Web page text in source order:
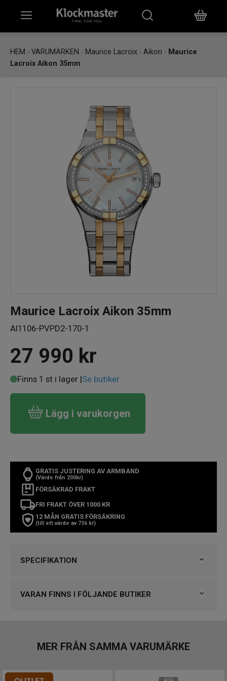
PRESENTKORT
HEM › VARUMÄRKEN › Maurice Lacroix › Aikon › Maurice
Lacroix Aikon 35mm
Maurice Lacroix Aikon 35mm
AI1106-PVPD2-170-1
27 990 kr
Finns 1 st i lager |Se butiker
Lägg i varukorgen
GRATIS JUSTERING AV ARMBAND
(Värde från 200kr)
FÖRSÄKRAD FRAKT
FRI FRAKT ÖVER 1000 KR
12 MÅN GRATIS FÖRSÄKRING
(till ett värde av 736 kr)
SPECIFIKATION
Kollektion
Aikon
Design
VARAN FINNS I FÖLJANDE BUTIKER
VARUMÄRKET HITTAR DU HOS
Klockmaster Helsingborg Väla Rydbergs Ur
MER FRÅN SAMMA VARUMÄRKE